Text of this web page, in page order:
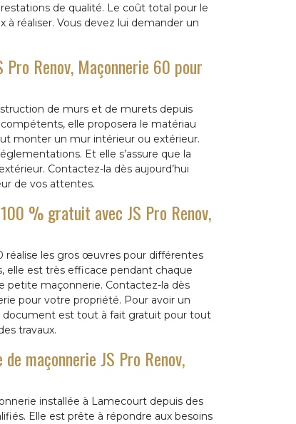
de qualité. Le coût total pour le
réaliser. Vous devez lui demander un
Pro Renov, Maçonnerie 60 pour
de murs et de murets depuis
elle proposera le matériau
monter un mur intérieur ou extérieur.
Et elle s’assure que la
Contactez-la dès aujourd’hui
de vos attentes.
% gratuit avec JS Pro Renov,
réalise les gros œuvres pour différentes
elle est très efficace pendant chaque
petite maçonnerie. Contactez-la dès
pour votre propriété. Pour avoir un
document est tout à fait gratuit pour tout
travaux.
maçonnerie JS Pro Renov,
installée à Lamecourt depuis des
Elle est prête à répondre aux besoins